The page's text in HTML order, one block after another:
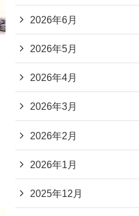
2026年6月
2026年5月
2026年4月
2026年3月
2026年2月
2026年1月
2025年12月